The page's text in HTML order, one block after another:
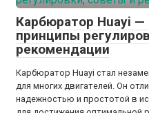
Карбюратор Huayi
принципы
рекомендации
Карбюратор Huayi стал
для многих двигателей. Он
надежностью и простотой в